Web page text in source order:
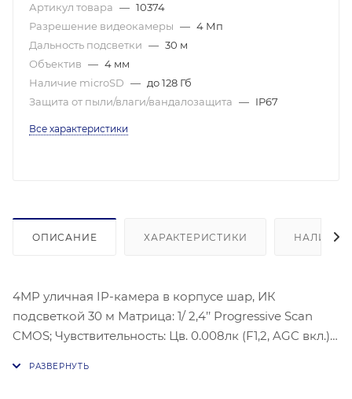
Артикул товара — 10374
Разрешение видеокамеры — 4 Мп
Дальность подсветки — 30 м
Объектив — 4 мм
Наличие microSD — до 128 Гб
Защита от пыли/влаги/вандалозащита — IP67
Все характеристики
ОПИСАНИЕ ХАРАКТЕРИСТИКИ НАЛИЧИЕ
4MP уличная IP-камера в корпусе шар, ИК
подсветкой 30 м Матрица: 1/ 2,4’’ Progressive Scan
CMOS; Чувствительность: Цв. 0.008лк (F1,2, AGC вкл.),